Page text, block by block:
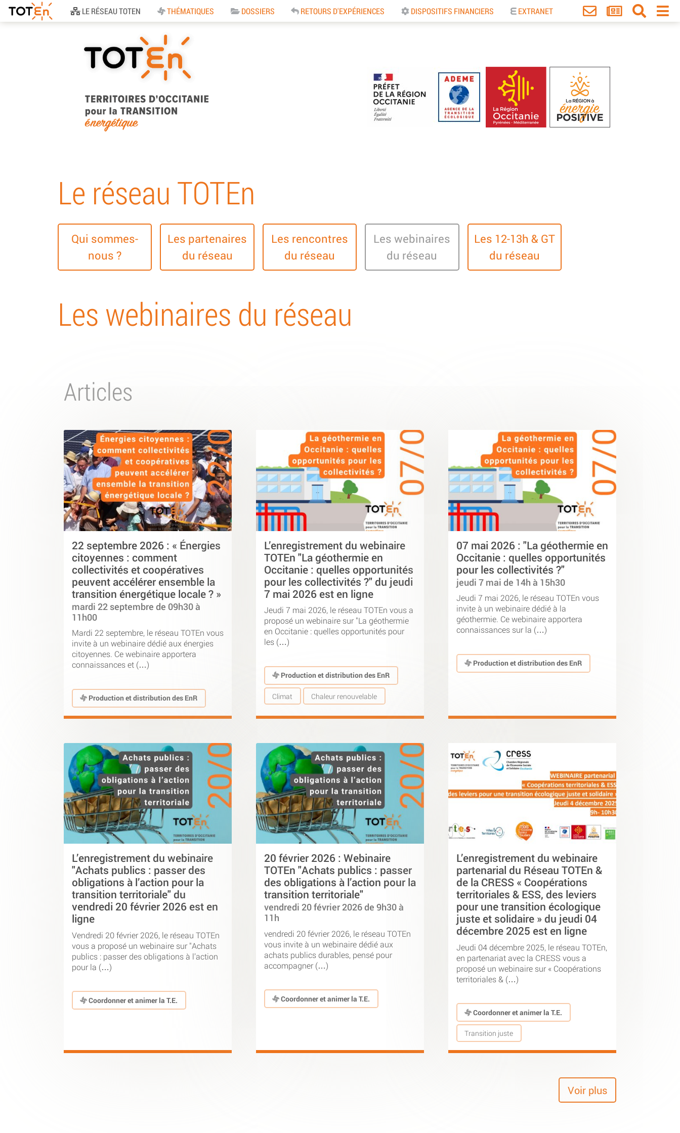
Accueil
LE RÉSEAU TOTEN THÉMATIQUES DOSSIERS RETOURS D'EXPÉRIENCES DISPOSITIFS FINANCIERS EXTRANET
pour la Transition
Energétique
Le réseau TOTEn
Qui sommes-
nous ?
Les partenaires
du réseau
Les rencontres
du réseau
Les webinaires
du réseau
Les 12-13h & GT
du réseau
Les webinaires du réseau
Articles
22 septembre 2026 : « Énergies
citoyennes : comment
collectivités et coopératives
peuvent accélérer ensemble la
transition énergétique locale ? »
mardi 22 septembre de 09h30 à
11h00
Mardi 22 septembre, le réseau TOTEn vous
invite à un webinaire dédié aux énergies
citoyennes. Ce webinaire apportera
connaissances et (…)
Production et distribution des EnR
L’enregistrement du webinaire
TOTEn "La géothermie en
Occitanie : quelles opportunités
pour les collectivités ?" du jeudi
7 mai 2026 est en ligne
Jeudi 7 mai 2026, le réseau TOTEn vous a
proposé un webinaire sur "La géothermie
en Occitanie : quelles opportunités pour
les (…)
Production et distribution des EnR
Climat Chaleur renouvelable
07 mai 2026 : "La géothermie en
Occitanie : quelles opportunités
pour les collectivités ?"
jeudi 7 mai de 14h à 15h30
Jeudi 7 mai 2026, le réseau TOTEn vous
invite à un webinaire dédié à la
géothermie. Ce webinaire apportera
connaissances sur la (…)
Production et distribution des EnR
L’enregistrement du webinaire
"Achats publics : passer des
obligations à l’action pour la
transition territoriale" du
vendredi 20 février 2026 est en
ligne
Vendredi 20 février 2026, le réseau TOTEn
vous a proposé un webinaire sur "Achats
publics : passer des obligations à l’action
pour la (…)
Coordonner et animer la T.E.
20 février 2026 : Webinaire
TOTEn "Achats publics : passer
des obligations à l’action pour la
transition territoriale"
vendredi 20 février 2026 de 9h30 à
11h
vendredi 20 février 2026, le réseau TOTEn
vous invite à un webinaire dédié aux
achats publics durables, pensé pour
accompagner (…)
Coordonner et animer la T.E.
L’enregistrement du webinaire
partenarial du Réseau TOTEn &
de la CRESS « Coopérations
territoriales & ESS, des leviers
pour une transition écologique
juste et solidaire » du jeudi 04
décembre 2025 est en ligne
Jeudi 04 décembre 2025, le réseau TOTEn,
en partenariat avec la CRESS vous a
proposé un webinaire sur « Coopérations
territoriales & (…)
Coordonner et animer la T.E.
Transition juste
Voir plus